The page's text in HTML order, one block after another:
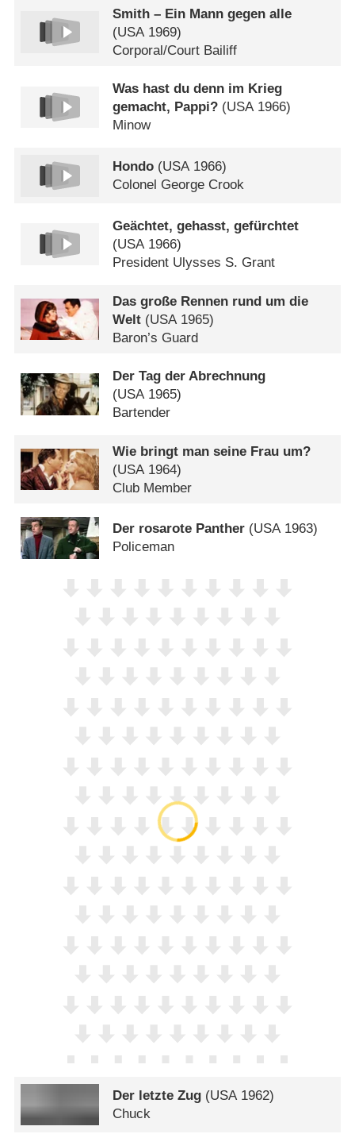
Smith – Ein Mann gegen alle
(USA1969)
Corporal/​Court Bailiff
Was hast du denn im Krieg
gemacht, Pappi? (USA1966)
Minow
Hondo (USA1966)
Colonel George Crook
Geächtet, gehasst, gefürchtet
(USA1966)
President Ulysses S. Grant
Das große Rennen rund um die
Welt (USA 1965)
Baron’s Guard
Der Tag der Abrechnung
(USA1965)
Bartender
Wie bringt man seine Frau um?
(USA 1964)
Club Member
Der rosarote Panther (USA1963)
Policeman
Der letzte Zug (USA1962)
Chuck